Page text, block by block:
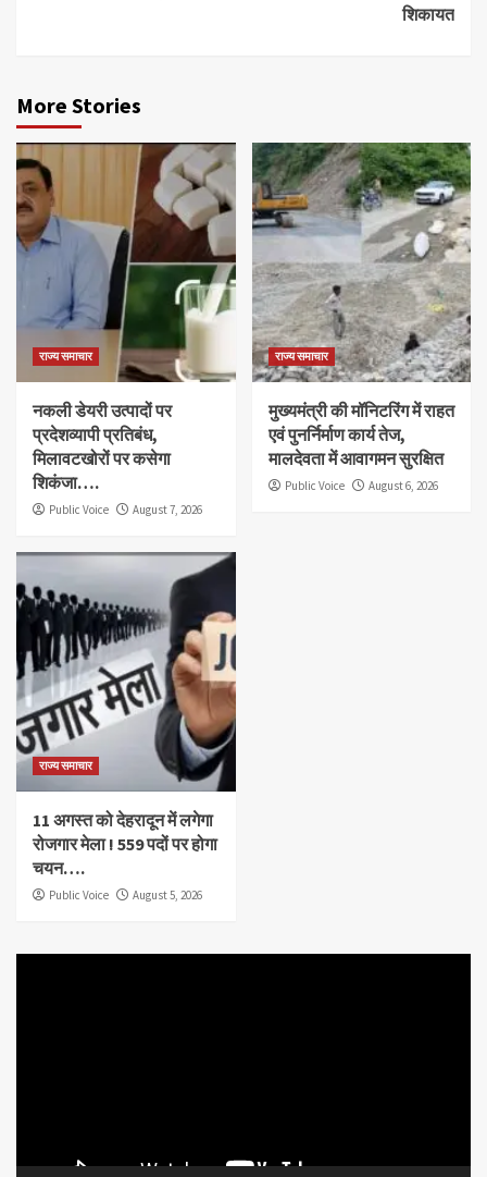
शिकायत
More Stories
राज्य समाचार
नकली डेयरी उत्पादों पर
प्रदेशव्यापी प्रतिबंध,
मिलावटखोरों पर कसेगा
शिकंजा….
Public Voice August 7, 2026
राज्य समाचार
मुख्यमंत्री की मॉनिटरिंग में राहत
एवं पुनर्निर्माण कार्य तेज,
मालदेवता में आवागमन सुरक्षित
Public Voice August 6, 2026
राज्य समाचार
11 अगस्त को देहरादून में लगेगा
रोजगार मेला ! 559 पदों पर होगा
चयन….
Public Voice August 5, 2026